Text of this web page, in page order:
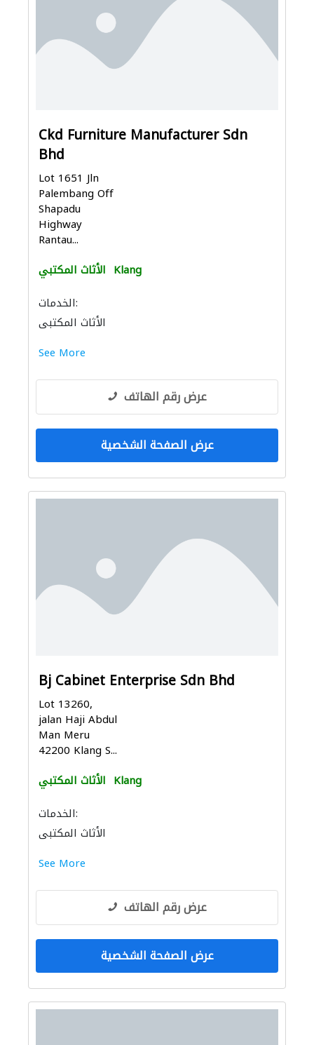
Ckd Furniture Manufacturer Sdn
Bhd
Lot 1651 Jln
Palembang Off
Shapadu
Highway
Rantau...
الأثاث المكتبي Klang
الخدمات:
الأثاث المكتبي
See More
عرض رقم الهاتف
عرض الصفحة الشخصية
Bj Cabinet Enterprise Sdn Bhd
Lot 13260,
jalan Haji Abdul
Man Meru
42200 Klang S...
الأثاث المكتبي Klang
الخدمات:
الأثاث المكتبي
See More
عرض رقم الهاتف
عرض الصفحة الشخصية